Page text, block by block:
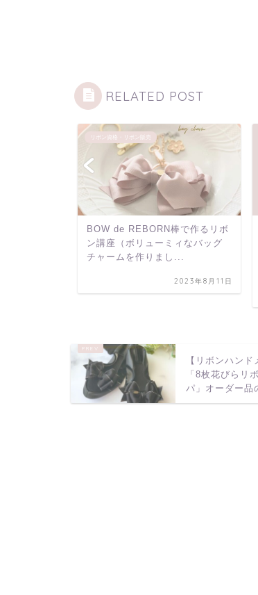
RELATED POST
リボン資格・リボン販売
BOW de REBORN棒で作るリボ
ン講座（ボリューミィなバッグ
チャームを作りまし...
2023年8月11日
【リボンハンド
「8枚花びらリ
パ」オーダー品